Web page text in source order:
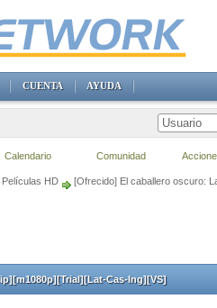
Películas HD [Ofrecido] El caballero oscuro:
Cas-Ing][VS]
CUENTA AYUDA
Calendario Comunidad